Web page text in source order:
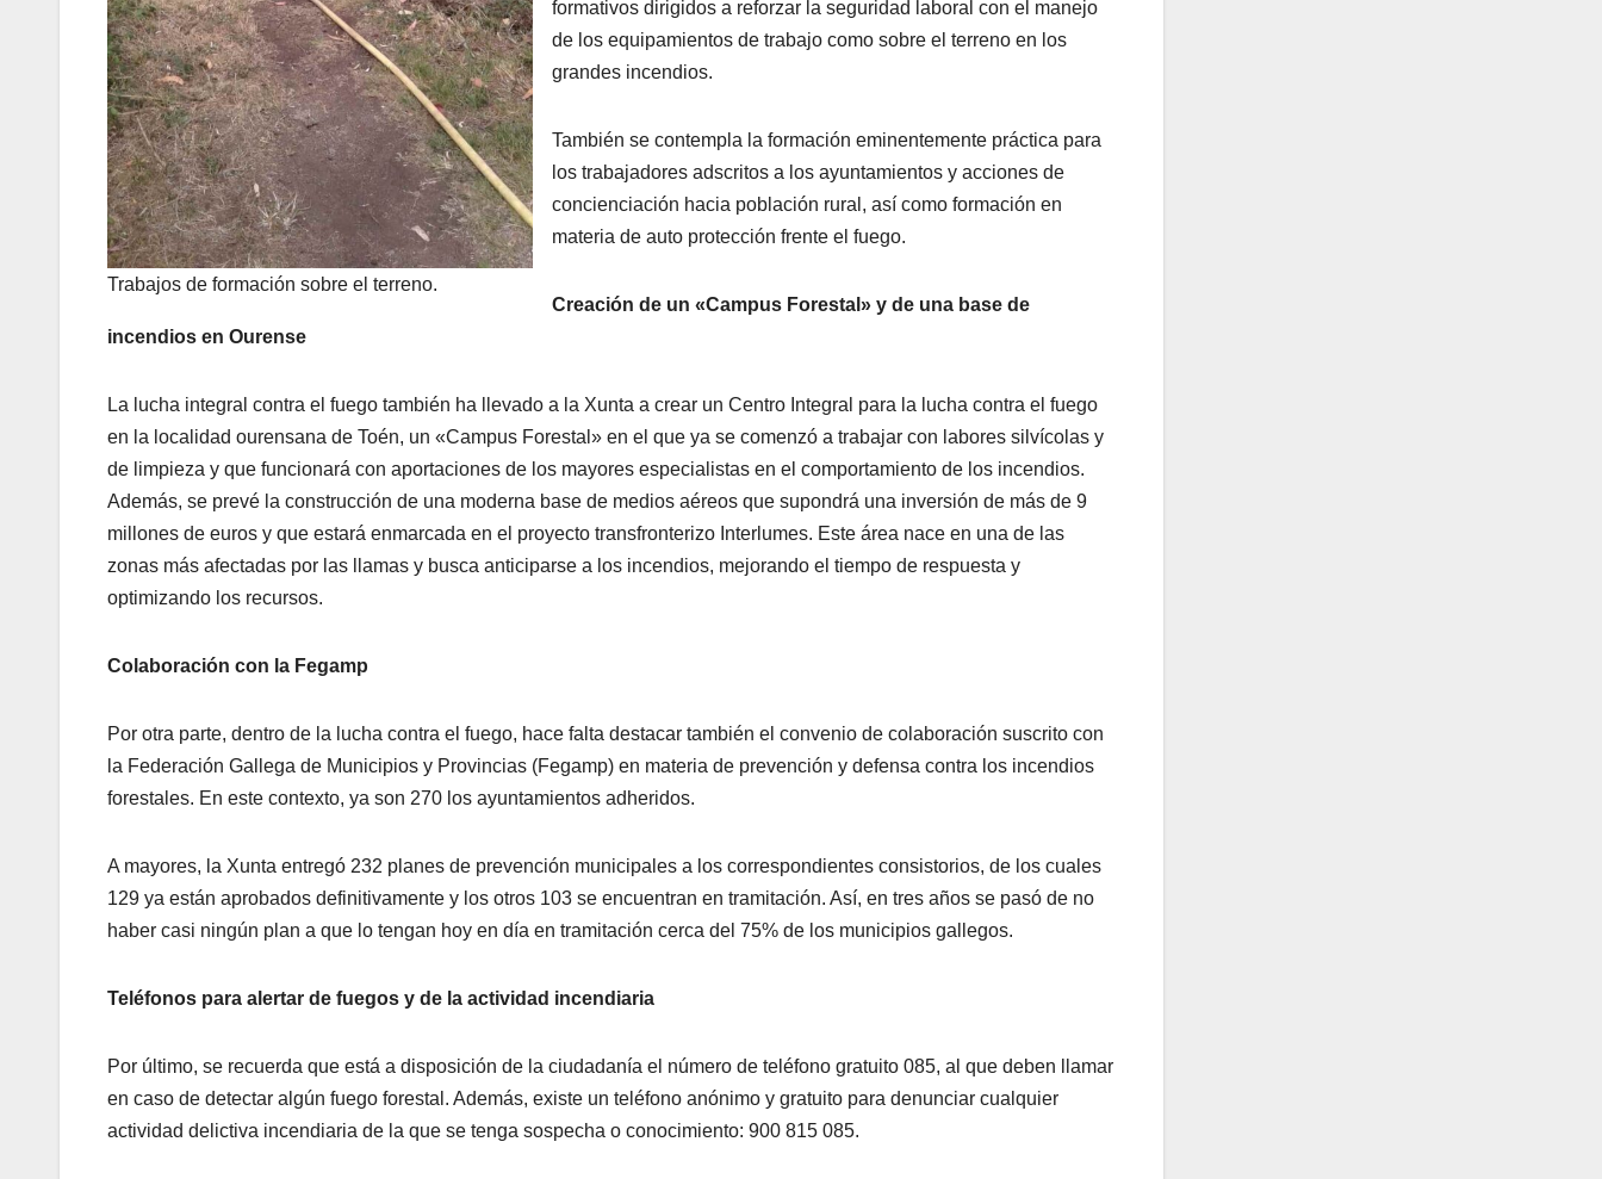
Trabajos de formación sobre el terreno.
formativos dirigidos a reforzar la seguridad laboral con el manejo
de los equipamientos de trabajo como sobre el terreno en los
grandes incendios.
También se contempla la formación eminentemente práctica para
los trabajadores adscritos a los ayuntamientos y acciones de
concienciación hacia población rural, así como formación en
materia de auto protección frente el fuego.
Creación de un «Campus Forestal» y de una base de
incendios en Ourense
La lucha integral contra el fuego también ha llevado a la Xunta a crear un Centro Integral para la lucha contra el fuego
en la localidad ourensana de Toén, un «Campus Forestal» en el que ya se comenzó a trabajar con labores silvícolas y
de limpieza y que funcionará con aportaciones de los mayores especialistas en el comportamiento de los incendios.
Además, se prevé la construcción de una moderna base de medios aéreos que supondrá una inversión de más de 9
millones de euros y que estará enmarcada en el proyecto transfronterizo Interlumes. Este área nace en una de las
zonas más afectadas por las llamas y busca anticiparse a los incendios, mejorando el tiempo de respuesta y
optimizando los recursos.
Colaboración con la Fegamp
Por otra parte, dentro de la lucha contra el fuego, hace falta destacar también el convenio de colaboración suscrito con
la Federación Gallega de Municipios y Provincias (Fegamp) en materia de prevención y defensa contra los incendios
forestales. En este contexto, ya son 270 los ayuntamientos adheridos.
A mayores, la Xunta entregó 232 planes de prevención municipales a los correspondientes consistorios, de los cuales
129 ya están aprobados definitivamente y los otros 103 se encuentran en tramitación. Así, en tres años se pasó de no
haber casi ningún plan a que lo tengan hoy en día en tramitación cerca del 75% de los municipios gallegos.
Teléfonos para alertar de fuegos y de la actividad incendiaria
Por último, se recuerda que está a disposición de la ciudadanía el número de teléfono gratuito 085, al que deben llamar
en caso de detectar algún fuego forestal. Además, existe un teléfono anónimo y gratuito para denunciar cualquier
actividad delictiva incendiaria de la que se tenga sospecha o conocimiento: 900 815 085.